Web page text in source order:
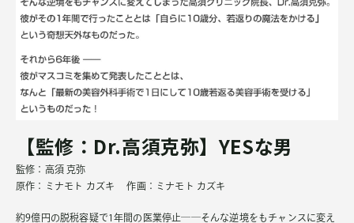
【監修：Dr.高須克弥】YESな男
監修：高須 克弥
原作：ミナモト カズキ 作画：ミナモト カズキ
約9億円の脱税容疑で1年間の医業停止――そんな逆境をもチャンスに変え